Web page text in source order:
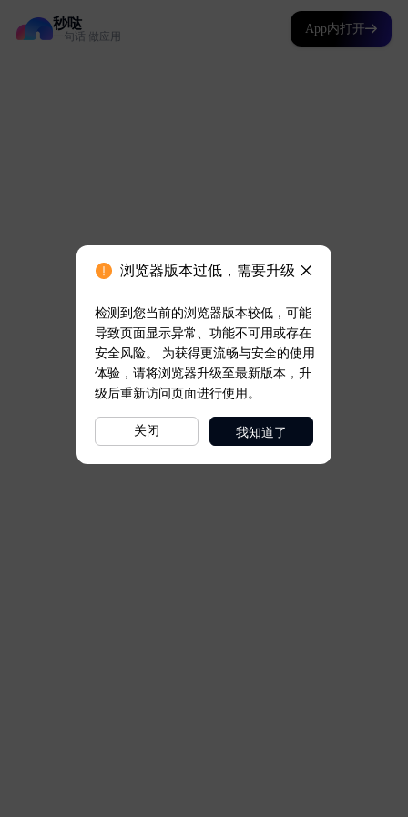
秒哒
一句话 做应用
App内打开
浏览器版本过低，需要升级
检测到您当前的浏览器版本较低，可能
导致页面显示异常、功能不可用或存在
安全风险。 为获得更流畅与安全的使用
体验，请将浏览器升级至最新版本，升
级后重新访问页面进行使用。
关闭 我知道了